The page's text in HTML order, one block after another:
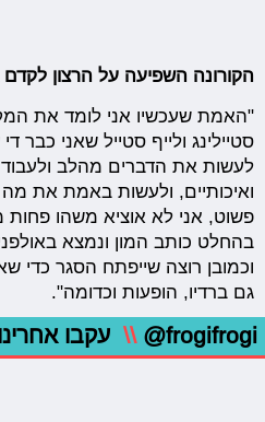
הקורונה השפיעה על הרצון
"האמת שעכשיו אני לומד את
סטיילינג ולייף סטייל שאני
לעשות את הדברים מהלב
ואיכותיים, ולעשות באמת את
בהחלט כותב המון ונמצא
וכמובן רוצה שייפתח הסגר כדי
גם ברדיו, הופעות וכדומה".
@frogifrogi
\\ עקבו